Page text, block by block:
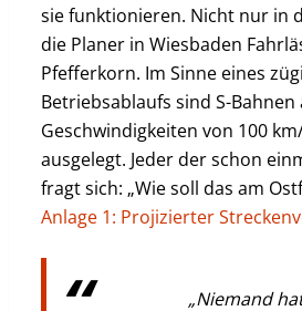
sie funktionieren. Nicht nur in
die Planer in Wiesbaden
Pfefferkorn. Im Sinne eines
Betriebsablaufs sind S-Bahnen
Geschwindigkeiten von 100
ausgelegt. Jeder der schon
fragt sich: „Wie soll das am
Anlage 1: Projizierter
„Niemand